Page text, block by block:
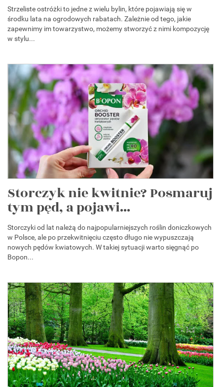
Strzeliste ostróżki to jedne z wielu bylin, które pojawiają się w
środku lata na ogrodowych rabatach. Zależnie od tego, jakie
zapewnimy im towarzystwo, możemy stworzyć z nimi kompozycję
w stylu...
Storczyk nie kwitnie? Posmaruj
tym pęd, a pojawi...
Storczyki od lat należą do najpopularniejszych roślin doniczkowych
w Polsce, ale po przekwitnięciu często długo nie wypuszczają
nowych pędów kwiatowych. W takiej sytuacji warto sięgnąć po
Bopon...